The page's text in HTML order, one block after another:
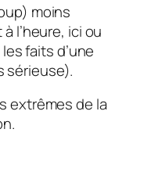
moins
l’heure, ici ou
faits d’une
sérieuse).
extrêmes de la